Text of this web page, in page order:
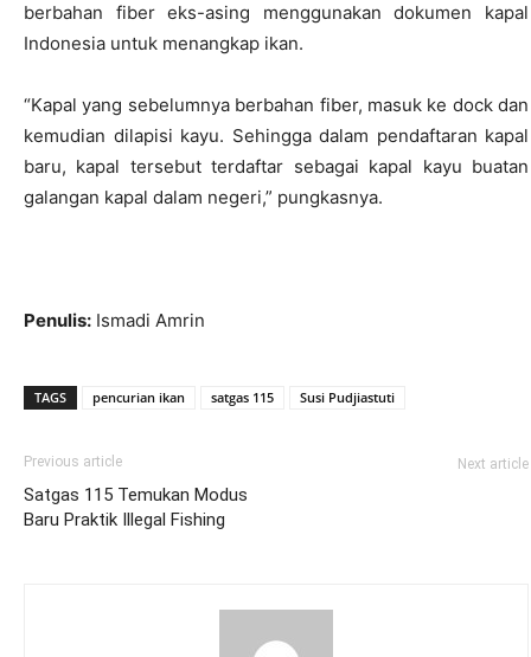
berbahan fiber eks-asing menggunakan dokumen kapal
Indonesia untuk menangkap ikan.
“Kapal yang sebelumnya berbahan fiber, masuk ke dock dan
kemudian dilapisi kayu. Sehingga dalam pendaftaran kapal
baru, kapal tersebut terdaftar sebagai kapal kayu buatan
galangan kapal dalam negeri,” pungkasnya.
Penulis: Ismadi Amrin
TAGS pencurian ikan satgas 115 Susi Pudjiastuti
Previous article
Satgas 115 Temukan Modus
Baru Praktik Illegal Fishing
Next article